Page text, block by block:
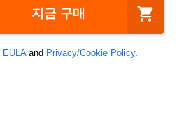
지금 구매
EULAand Privacy/Cookie Policy.